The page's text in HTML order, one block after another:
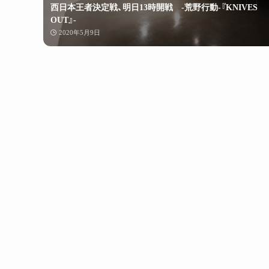
西日本王者決定戦、明日13時開戦 -荒野行動-『KNIVES
OUT』-
2020年5月9日